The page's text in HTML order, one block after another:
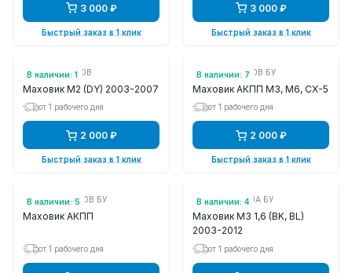
3 000 ₽
Быстрый заказ в 1 клик
3 000 ₽
Быстрый заказ в 1 клик
В наличии: 1
Арт.: C60111500B
Маховик M2 (DY) 2003-2007
от 1 рабочего дня
2 000 ₽
Быстрый заказ в 1 клик
В наличии: 7
Арт.: FZC119020B БУ
Маховик АКПП M3, M6, CX-5
от 1 рабочего дня
2 000 ₽
Быстрый заказ в 1 клик
В наличии: 5
Арт.: FNE219020B БУ
Маховик АКПП
от 1 рабочего дня
В наличии: 4
Арт.: Z60111500A БУ
Маховик M3 1,6 (BK, BL)
2003-2012
от 1 рабочего дня